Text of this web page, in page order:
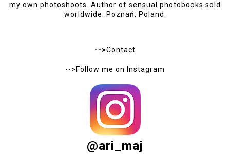
my own photoshoots. Author of sensual photobooks sold
worldwide. Poznań, Poland.
-->Contact
-->Follow me on Instagram
@ari_maj